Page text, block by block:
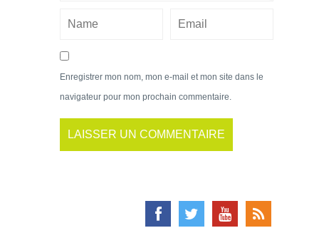
Enregistrer mon nom, mon e-mail et mon site dans le
navigateur pour mon prochain commentaire.